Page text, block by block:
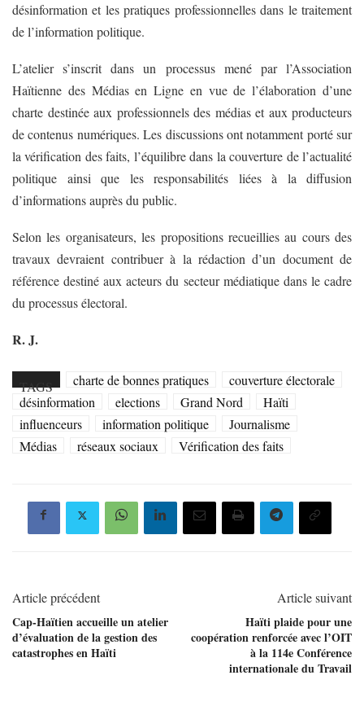
désinformation et les pratiques professionnelles dans le traitement
de l’information politique.
L’atelier s’inscrit dans un processus mené par l’Association
Haïtienne des Médias en Ligne en vue de l’élaboration d’une
charte destinée aux professionnels des médias et aux producteurs
de contenus numériques. Les discussions ont notamment porté sur
la vérification des faits, l’équilibre dans la couverture de l’actualité
politique ainsi que les responsabilités liées à la diffusion
d’informations auprès du public.
Selon les organisateurs, les propositions recueillies au cours des
travaux devraient contribuer à la rédaction d’un document de
référence destiné aux acteurs du secteur médiatique dans le cadre
du processus électoral.
R. J.
TAGS charte de bonnes pratiques
couverture électorale
désinformation
elections Grand Nord
Haïti
influenceurs
information politique
Journalisme
Médias
réseaux sociaux Vérification des faits
Article précédent
Cap-Haïtien accueille un atelier
d’évaluation de la gestion des
catastrophes en Haïti
Article suivant
Haïti plaide pour une
coopération renforcée avec l’OIT
à la 114e Conférence
internationale du Travail